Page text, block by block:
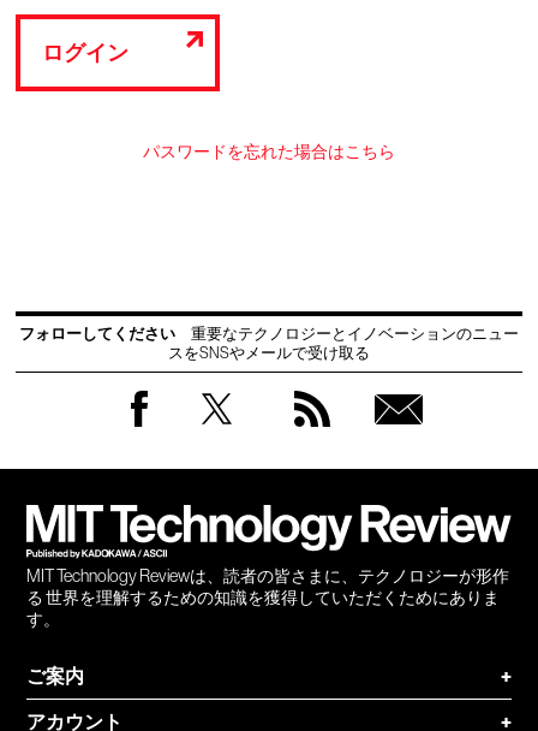
ログイン
パスワードを忘れた場合はこちら
フォローしてください
重要なテクノロジーとイノベーションのニュー
スをSNSやメールで受け取る
MIT Technology Reviewは、読者の皆さまに、テクノロジーが形作
る 世界を理解するための知識を獲得していただくためにありま
す。
ご案内
+
アカウント
+